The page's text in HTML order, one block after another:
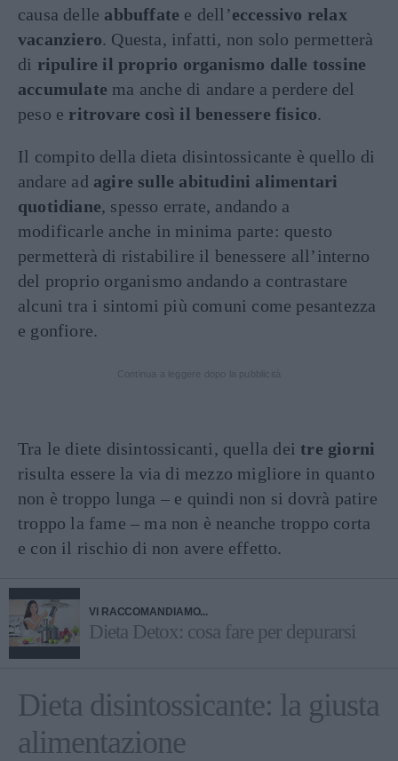
causa delle abbuffate e dell’eccessivo relax
vacanziero. Questa, infatti, non solo permetterà
di ripulire il proprio organismo dalle tossine
accumulate ma anche di andare a perdere del
peso e ritrovare così il benessere fisico.
Il compito della dieta disintossicante è quello di
andare ad agire sulle abitudini alimentari
quotidiane, spesso errate, andando a
modificarle anche in minima parte: questo
permetterà di ristabilire il benessere all’interno
del proprio organismo andando a contrastare
alcuni tra i sintomi più comuni come pesantezza
e gonfiore.
Tra le diete disintossicanti, quella deitre giorni
risulta essere la via di mezzo migliore in quanto
non è troppo lunga – e quindi non si dovrà patire
troppo la fame – ma non è neanche troppo corta
e con il rischio di non avere effetto.
VI RACCOMANDIAMO...
Dieta Detox: cosa fare per depurarsi
Dieta disintossicante: la giusta
alimentazione